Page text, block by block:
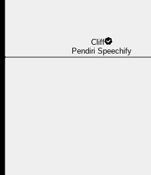
Cliff
Pendiri Speechify